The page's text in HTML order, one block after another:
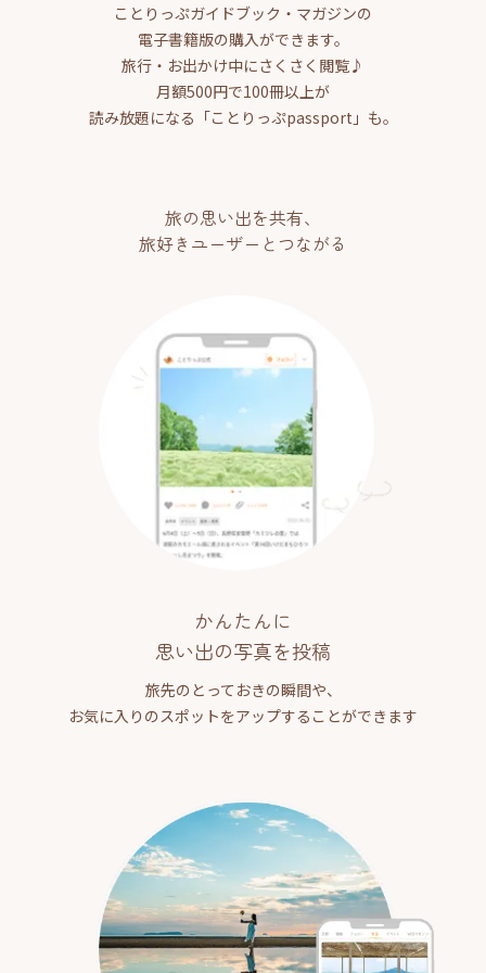
ことりっぷガイドブック・マガジンの
電子書籍版の購入ができます。
旅行・お出かけ中にさくさく閲覧♪
月額500円で100冊以上が
読み放題になる「ことりっぷpassport」も。
旅の思い出を共有、
旅好きユーザーとつながる
かんたんに
思い出の写真を投稿
旅先のとっておきの瞬間や、
お気に入りのスポットをアップすることができます